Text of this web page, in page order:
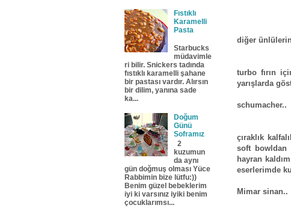
diğer
turbo fırın
yarışlarda
schumacher..
çıraklık
soft bowldan
hayran
eserlerimde
Mimar sinan..
Fıstıklı
Karamelli
Pasta
Starbucks
müdavimle
ri bilir. Snickers tadında
fıstıklı karamelli şahane
bir pastası vardır. Alırsın
bir dilim, yanına sade
ka...
Doğum
Günü
Soframız
2
kuzumun
da aynı
gün doğmuş olması Yüce
Rabbimin bize lütfu:))
Benim güzel bebeklerim
iyi ki varsınız iyiki benim
çocuklarımsı...